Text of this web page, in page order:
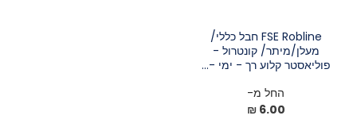
FSE Robline חבל כללי/
מעלן/מיתר/ קונטרול -
פוליאסטר קלוע רך - ימי -...
החל מ-
6.00 ₪